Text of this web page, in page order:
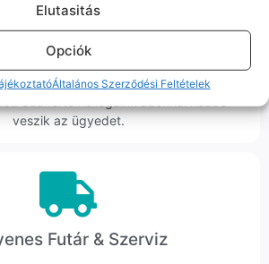
Elutasitás
Opciók
Általános Szerződési Feltételek
Ügyintézés
egy hiba, nem kifogásokat keresünk,
veszik az ügyedet.
Futár & Szerviz